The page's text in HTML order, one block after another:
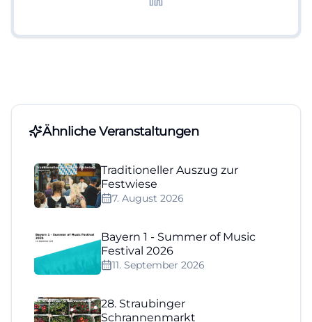
Ähnliche Veranstaltungen
Traditioneller Auszug zur
Festwiese
7. August 2026
Bayern 1 - Summer of Music
Festival 2026
11. September 2026
28. Straubinger
Schrannenmarkt